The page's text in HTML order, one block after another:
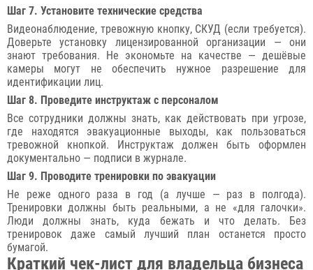
Шаг 7. Установите технические средства
Видеонаблюдение, тревожную кнопку, СКУД (если требуется).
Доверьте установку лицензированной организации — они
знают требования. Не экономьте на качестве — дешёвые
камеры могут не обеспечить нужное разрешение для
идентификации лиц.
Шаг 8. Проведите инструктаж с персоналом
Все сотрудники должны знать, как действовать при угрозе,
где находятся эвакуационные выходы, как пользоваться
тревожной кнопкой. Инструктаж должен быть оформлен
документально — подписи в журнале.
Шаг 9. Проводите тренировки по эвакуации
Не реже одного раза в год (а лучше — раз в полгода).
Тренировки должны быть реальными, а не «для галочки».
Люди должны знать, куда бежать и что делать. Без
тренировок даже самый лучший план останется просто
бумагой.
Краткий чек-лист для владельца бизнеса